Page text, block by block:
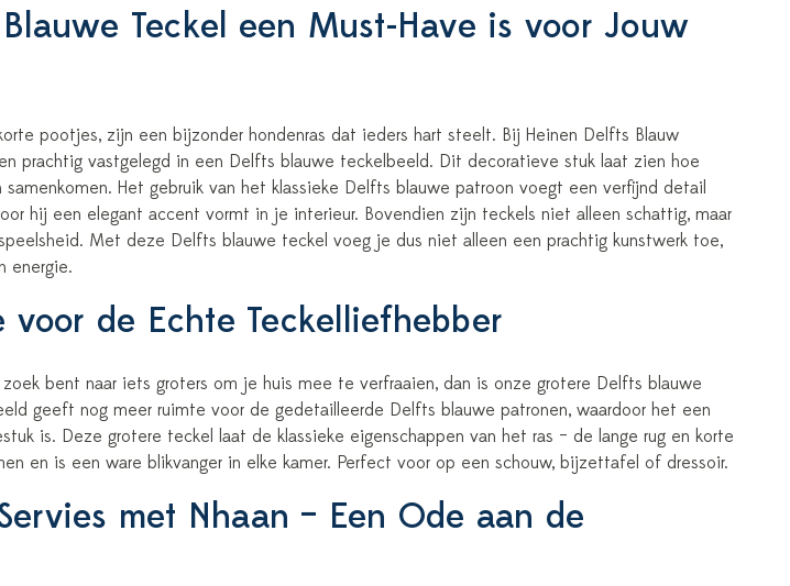
Teckel een Must-Have is voor Jouw
pootjes, zijn een bijzonder hondenras dat ieders hart steelt. Bij Heinen Delfts Blauw
prachtig vastgelegd in een Delfts blauwe teckelbeeld. Dit decoratieve stuk laat zien hoe
Het gebruik van het klassieke Delfts blauwe patroon voegt een verfijnd detail
hij een elegant accent vormt in je interieur. Bovendien zijn teckels niet alleen schattig, maar
Met deze Delfts blauwe teckel voeg je dus niet alleen een prachtig kunstwerk toe,
energie.
voor de Echte Teckelliefhebber
bent naar iets groters om je huis mee te verfraaien, dan is onze grotere Delfts blauwe
geeft nog meer ruimte voor de gedetailleerde Delfts blauwe patronen, waardoor het een
is. Deze grotere teckel laat de klassieke eigenschappen van het ras – de lange rug en korte
en is een ware blikvanger in elke kamer. Perfect voor op een schouw, bijzettafel of dressoir.
met Nhaan – Een Ode aan de